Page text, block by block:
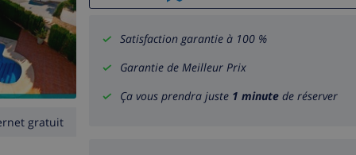
Satisfaction garantie à 100 %
Garantie de Meilleur Prix
Ça vous prendra juste 1 minute de réserver
gratuit